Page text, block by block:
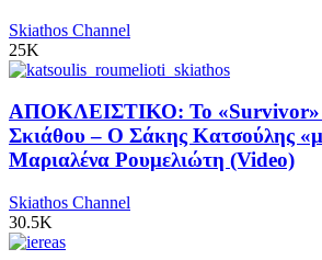
Skiathos Channel
25K
ΑΠΟΚΛΕΙΣΤΙΚΟ: Το «Survivor»
Σκιάθου – Ο Σάκης Κατσούλης
Μαριαλένα Ρουμελιώτη (Video)
Skiathos Channel
30.5K